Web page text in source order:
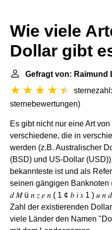
Wie viele
Dollar gibt
Gefragt von: Raimund
sternebewertungen)
Es gibt nicht nur eine Art
verschiedene, die in
werden (z.B. Australischer
(BSD) und US-Dollar
bekannteste ist und als
seinen gängigen Banknoten
𝑑 𝑀 ü 𝑛 𝑧 𝑒 𝑛 ( 1 ¢ 𝑏 𝑖 𝑠 1 ) 𝑢 𝑛
Zahl der existierenden
viele Länder den Namen